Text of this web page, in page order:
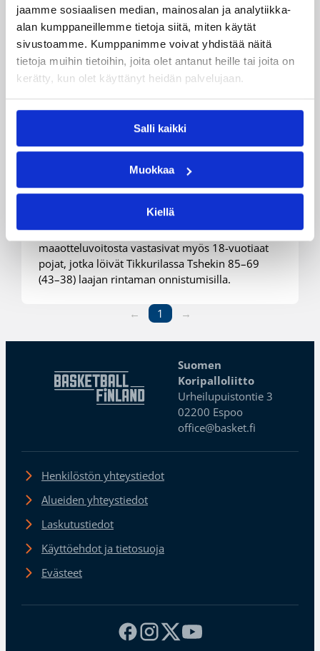
jaamme sosiaalisen median, mainosalan ja analytiikka-
alan kumppaneillemme tietoja siitä, miten käytät
sivustoamme. Kumppanimme voivat yhdistää näitä
tietoja muihin tietoihin, joita olet antanut heille tai joita on
kerätty, kun olet käyttänyt heidän palvelujaan.
Salli kaikki
Muokkaa
Kiellä
Maajoukkue 17.07.2012 00:00
16-vuotiaiden tyttöjen
voittoputki jatkuu EM-kisoissa,
18-vuotiaat pojat talon isäntiä
Tshekkiä vastaan
Suomen 16-vuotiaat tytöt kasvattivat perättäisten
runtelemalla Israelin ylemmän EM-jatkosarjan
ottelussa 85–39 (47–14). Vakuuttavasta
maaotteluvoitosta vastasivat myös 18-vuotiaat
pojat, jotka löivät Tikkurilassa Tshekin 85–69
(43–38) laajan rintaman onnistumisilla.
← 1 →
Suomen
Koripalloliitto
Urheilupuistontie 3
02200 Espoo
office@basket.fi
Henkilöstön yhteystiedot
Alueiden yhteystiedot
Laskutustiedot
Käyttöehdot ja tietosuoja
Evästeet